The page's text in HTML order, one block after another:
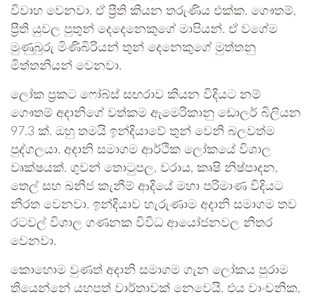
විවාහ වෙනවා. ඒ ප්‍රීති කියන තරුණිය එක්ක. ගෞතම්,
ප්‍රීති යුවල පුතුන් දෙදෙනෙකුගේ මාපියන්. ඒ වගේම
මුණුබුරු මිණිබිරියන් තුන් දෙනෙකුගේ මුත්තනු
මිත්තනියන් වෙනවා.
ලෝක ප්‍රකට ෆෝබ්ස් සඟරාව කියන විදියට නම්
ගෞතම් අදානිගේ වත්කම ඇමෙරිකානු ඩොලර් බිලියන
97.3 ක්. ඔහු තමයි ඉන්දියාවේ තුන් වෙනි බලවත්ම
පුද්ගලයා. අදානි සමාගම ආර්ථික ලෝකයේ විශාල
වෘක්ෂයක්. ගුවන් තොටුපල, වරාය, කෘෂි නිෂ්පාදන,
තෙල් සහ ඛනිජ කැනීම් ආදියේ මහා පරිමාණ විදියට
නිරත වෙනවා. ඉන්දියාව හැරුණාම අදානි සමාගම තව
රටවල් විශාල ගණනක විවිධ ආයෝජනවල නිතර
වෙනවා.
කොහොම වුණත් අදානි සමාගම ගැන ලෝකය පුරාම
තියෙන්නේ යහපත් වාර්තාවක් නෙවෙයි. එය වාංචනික,